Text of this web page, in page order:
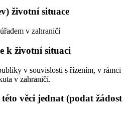
životní situace
v zahraničí
k životní situaci
v souvislosti s řízením, v rámci
v zahraničí.
věci jednat (podat žádost